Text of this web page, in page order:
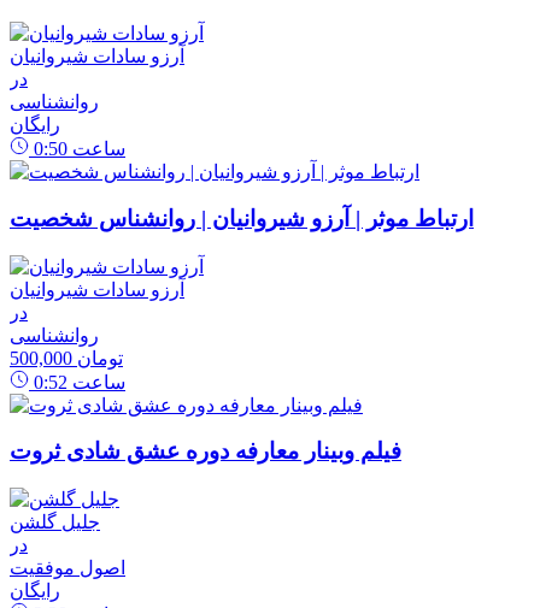
آرزو سادات شیروانیان
در
روانشناسی
رایگان
0:50 ساعت
ارتباط موثر | آرزو شیروانیان | روانشناس شخصیت
آرزو سادات شیروانیان
در
روانشناسی
500,000 تومان
0:52 ساعت
فیلم وبینار معارفه دوره عشق شادی ثروت
جلیل گلشن
در
اصول موفقیت
رایگان